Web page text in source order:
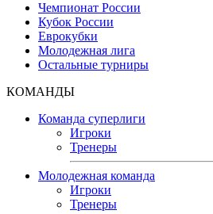
Чемпионат России
Кубок России
Еврокубки
Молодежная лига
Остальные турниры
КОМАНДЫ
Команда суперлиги
Игроки
Тренеры
Молодежная команда
Игроки
Тренеры